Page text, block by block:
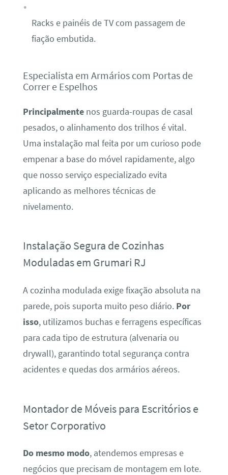
Racks e painéis de TV com passagem de
fiação embutida.
Especialista em Armários com Portas de
Correr e Espelhos
Principalmentenos guarda-roupas de casal
pesados, o alinhamento dos trilhos é vital.
Uma instalação mal feita por um curioso pode
empenar a base do móvel rapidamente, algo
que nosso serviço especializado evita
aplicando as melhores técnicas de
nivelamento.
Instalação Segura de Cozinhas
Moduladas em Grumari RJ
A cozinha modulada exige fixação absoluta na
parede, pois suporta muito peso diário. Por
isso, utilizamos buchas e ferragens específicas
para cada tipo de estrutura (alvenaria ou
drywall), garantindo total segurança contra
acidentes e quedas dos armários aéreos.
Montador de Móveis para Escritórios e
Setor Corporativo
Do mesmo modo, atendemos empresas e
negócios que precisam de montagem em lote.